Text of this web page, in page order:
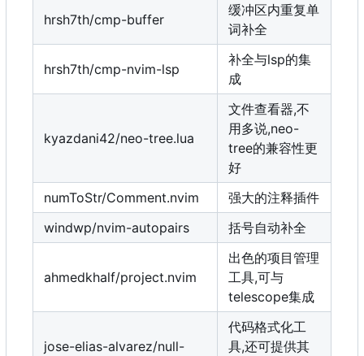
hrsh7th/cmp-buffer
缓冲区内重复单
词补全
hrsh7th/cmp-nvim-lsp
补全与lsp的集
成
kyazdani42/neo-tree.lua
文件查看器,不
用多说,neo-
tree的兼容性更
好
numToStr/Comment.nvim
强大的注释插件
windwp/nvim-autopairs
括号自动补全
ahmedkhalf/project.nvim
出色的项目管理
工具,可与
telescope集成
jose-elias-alvarez/null-
代码格式化工
具,还可提供其